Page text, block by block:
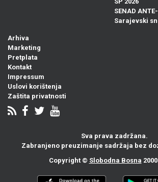
SENAD
Sarajevski
Arhiva
Marketing
Pretplata
Kontakt
Impressum
Uslovi korištenja
Zaštita privatnosti
Sva prava zadržana.
Zabranjeno preuzimanje sadržaja bez
Copyright © Slobodna Bosna